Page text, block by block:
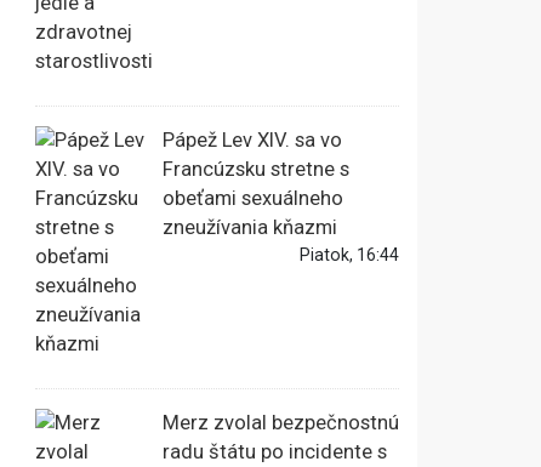
Pápež Lev XIV. sa vo
Francúzsku stretne s
obeťami sexuálneho
zneužívania kňazmi
Piatok, 16:44
Merz zvolal bezpečnostnú
radu štátu po incidente s